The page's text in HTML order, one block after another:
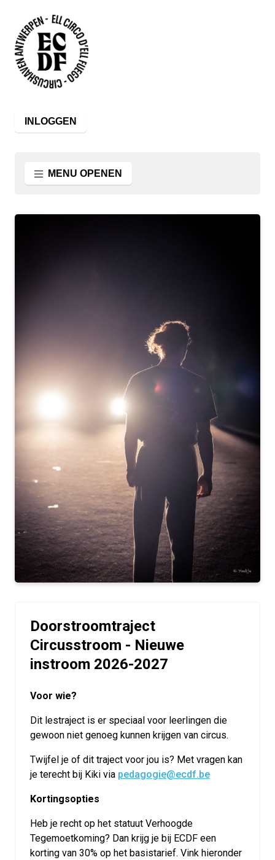
INLOGGEN
MENU OPENEN
Doorstroomtraject
Circusstroom - Nieuwe
instroom 2026-2027
Voor wie?
Dit lestraject is er speciaal voor leerlingen die
gewoon niet genoeg kunnen krijgen van circus.
Twijfel je of dit traject voor jou is? Met vragen kan
je terecht bij Kiki via pedagogie@ecdf.be
Kortingsopties
Heb je recht op het statuut Verhoogde
Tegemoetkoming? Dan krijg je bij ECDF een
korting van 30% op het basistarief. Vink hieronder